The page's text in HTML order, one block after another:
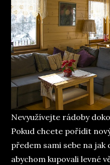
Nevyužívejte rádoby
Pokud chcete pořídit
předem sami sebe na
abychom kupovali levné